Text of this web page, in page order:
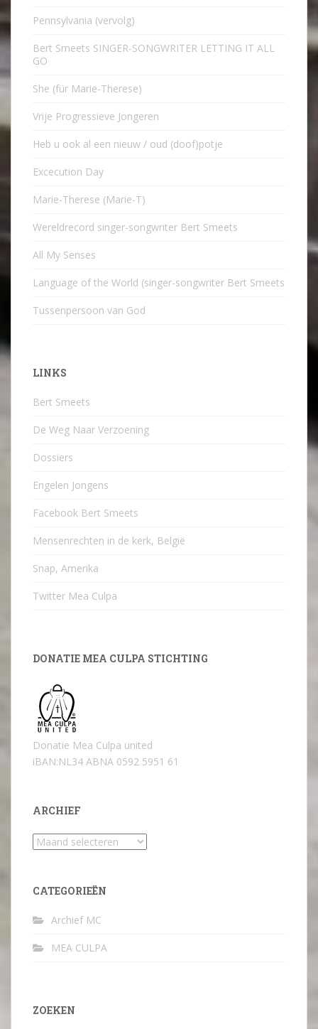
Pennsylvania (vervolg)
Bert Smeets SINGER-SONGWRITER LETTING IT ALL
GO
She (für Marie-Therese)
Vrije Progressieve Jongeren
Heb u ook al een nieuw / oud (doof)potje
Excecution Day
Marie-Therese (Marie-T)
Wereldrecord singer-songwriter Bert Smeets
All My Senses
Language of the World (singer-songwriter Bert Smeets
Tussenpersoon van God
LINKS
Bert Smeets
De Weg Naar Verzoening
Dossiers
Engelen Jongens
Facebook Bert Smeets
Mensenrechten in de kerk, België
Snap, Amerika
Twitter Mea Culpa
DONATIE MEA CULPA STICHTING
Donatie Mea Culpa united
iBAN:NL34 ABNA 0592 5951 61
ARCHIEF
Archief
CATEGORIEËN
Archief MC
MEA CULPA
ZOEKEN